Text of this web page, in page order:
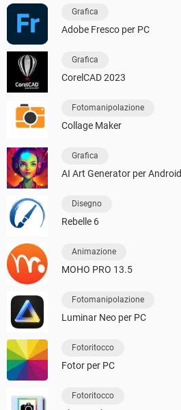
Grafica
Adobe Fresco per PC
Grafica
CorelCAD 2023
Fotomanipolazione
Collage Maker
Grafica
AI Art Generator per Android
Disegno
Rebelle 6
Animazione
MOHO PRO 13.5
Fotomanipolazione
Luminar Neo per PC
Fotoritocco
Fotor per PC
Fotoritocco